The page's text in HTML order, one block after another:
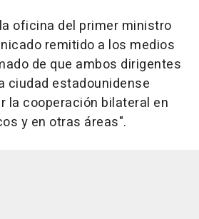
oficina del primer ministro
remitido a los medios
de que ambos dirigentes
ciudad estadounidense
la cooperación bilateral en
y en otras áreas".